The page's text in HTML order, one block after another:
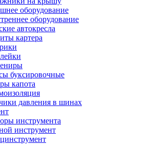
оборудование
оборудование
автокресла
картера
буксировочные
капота
давления в шинах
инструмента
инструмент